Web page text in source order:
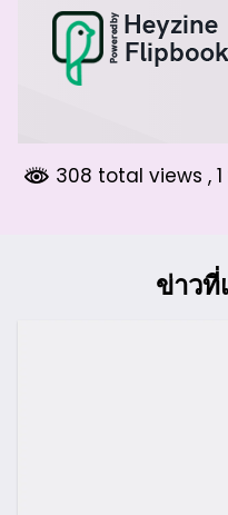
308 total views ,
ข่าวที่